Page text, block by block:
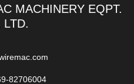
MACHINERY EQPT.
LTD.
82706004